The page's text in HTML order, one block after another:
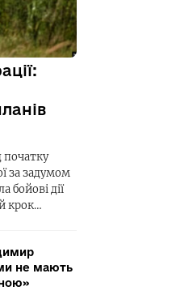
початку
за задумом
бойові дії
крок…
не мають